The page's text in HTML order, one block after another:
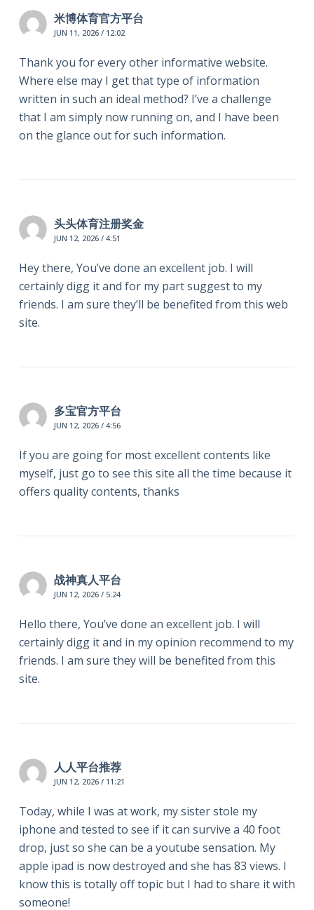
米博体育官方平台
JUN 11, 2026 / 12:02
Thank you for every other informative website.
Where else may I get that type of information
written in such an ideal method? I’ve a challenge
that I am simply now running on, and I have been
on the glance out for such information.
头头体育注册奖金
JUN 12, 2026 / 4:51
Hey there, You’ve done an excellent job. I will
certainly digg it and for my part suggest to my
friends. I am sure they’ll be benefited from this web
site.
多宝官方平台
JUN 12, 2026 / 4:56
If you are going for most excellent contents like
myself, just go to see this site all the time because it
offers quality contents, thanks
战神真人平台
JUN 12, 2026 / 5:24
Hello there, You’ve done an excellent job. I will
certainly digg it and in my opinion recommend to my
friends. I am sure they will be benefited from this
site.
人人平台推荐
JUN 12, 2026 / 11:21
Today, while I was at work, my sister stole my
iphone and tested to see if it can survive a 40 foot
drop, just so she can be a youtube sensation. My
apple ipad is now destroyed and she has 83 views. I
know this is totally off topic but I had to share it with
someone!